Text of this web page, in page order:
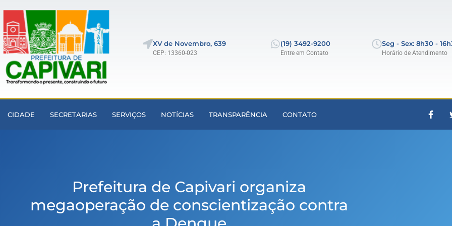
XV de Novembro, 639
CEP: 13360-023
(19) 3492-9200
Entre em Contato
Seg - Sex: 8h30 -
Horário de Atendimento
CIDADE SECRETARIAS SERVIÇOS NOTÍCIAS TRANSPARÊNCIA CONTATO
Prefeitura de Capivari organiza
megaoperação de conscientização contra